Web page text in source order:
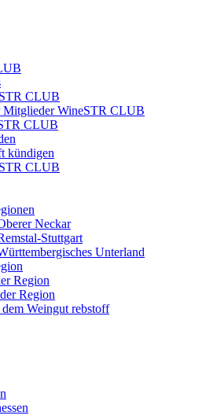
CLUB
Mitglieder WineSTR CLUB
CLUB
kündigen
CLUB
Neckar
Stuttgart
Unterland
Region
Region
Weingut rebstoff